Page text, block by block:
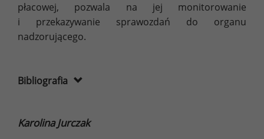
płacowej, pozwala na jej monitorowanie
i przekazywanie sprawozdań do organu
nadzorującego.
Bibliografia
(UE) 2023/970
Karolina Jurczak